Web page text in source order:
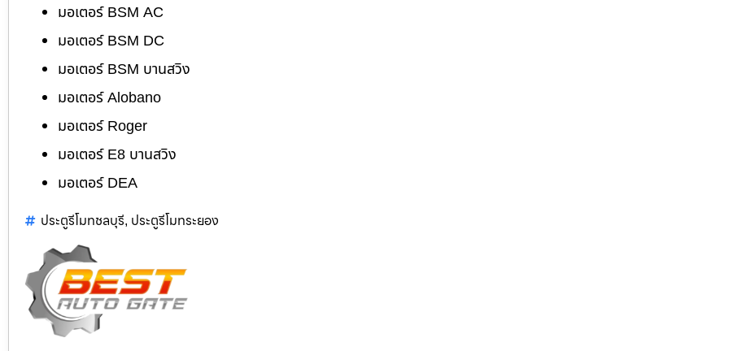
มอเตอร์ BSM AC
มอเตอร์ BSM DC
มอเตอร์ BSM บานสวิง
มอเตอร์ Alobano
มอเตอร์ Roger
มอเตอร์ E8 บานสวิง
มอเตอร์ DEA
ประตูรีโมทชลบุรี, ประตูรีโมทระยอง